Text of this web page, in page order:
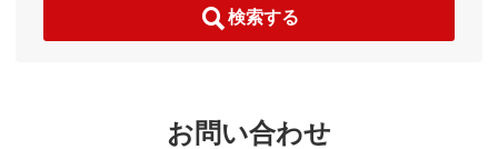
検索する
お問い合わせ